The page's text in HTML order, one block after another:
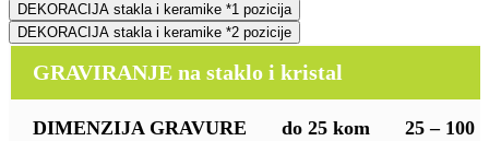
DEKORACIJA stakla i keramike *1 pozicija
DEKORACIJA stakla i keramike *2 pozicije
GRAVIRANJE na staklo i kristal
DIMENZIJA GRAVURE do 25 kom 25 – 100